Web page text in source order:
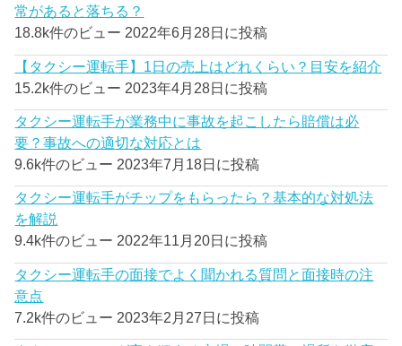
常があると落ちる？
18.8k件のビュー 2022年6月28日に投稿
【タクシー運転手】1日の売上はどれくらい？目安を紹介
15.2k件のビュー 2023年4月28日に投稿
タクシー運転手が業務中に事故を起こしたら賠償は必
要？事故への適切な対応とは
9.6k件のビュー 2023年7月18日に投稿
タクシー運転手がチップをもらったら？基本的な対処法
を解説
9.4k件のビュー 2022年11月20日に投稿
タクシー運転手の面接でよく聞かれる質問と面接時の注
意点
7.2k件のビュー 2023年2月27日に投稿